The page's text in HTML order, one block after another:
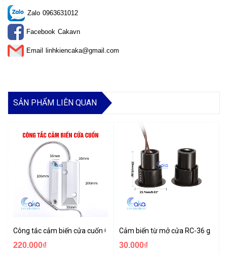
Zalo 0963631012
Facebook Cakavn
Email linhkiencaka@gmail.com
SẢN PHẨM LIÊN QUAN
Công tắc cảm biến cửa cuốn OC-55
220.000₫
Cảm biến từ mở cửa RC-36 gắn
30.000₫